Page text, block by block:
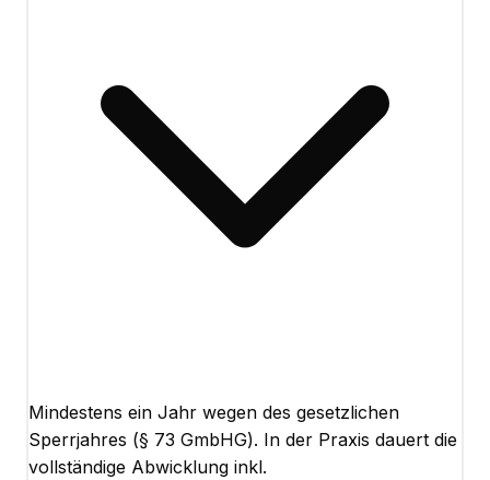
Mindestens ein Jahr wegen des gesetzlichen
Sperrjahres (§ 73 GmbHG). In der Praxis dauert die
vollständige Abwicklung inkl.